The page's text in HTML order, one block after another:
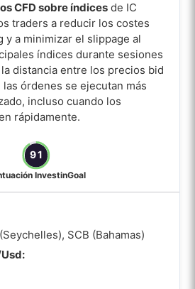
CFD sobre índicesde IC
traders a reducir los costes
y a minimizar el slippage al
índices durante sesiones
distancia entre los precios bid
órdenes se ejecutan más
incluso cuando los
rápidamente.
91
InvestinGoal
SCB (Bahamas)